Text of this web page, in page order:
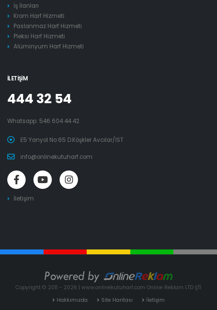
İş İlanları
Krom Harf Hizmeti
Paslanmaz Harf Hizmeti
Pleksi Harf Hizmeti
Alüminyum Harf Hizmeti
İLETIŞIM
444 32 54
Whatsapp: 546 604 44 42
E5 Yanyol No:65 D.Köşkler Avcılar/İST
info@onlinekutuharf.com
İletişim
Copyright © 2011 - 2026 | www.onlinekutuharf.com Online Reklam LTD ŞTİ
Hakkımızda
Site Haritası İletişim